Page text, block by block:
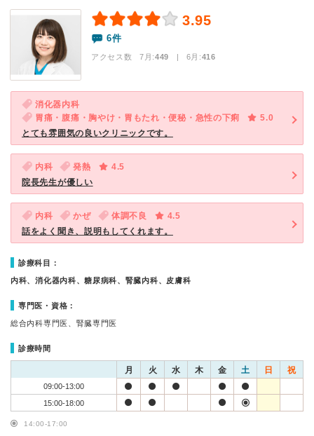
3.95
6件
アクセス数 7月:449 | 6月:416
消化器内科
胃痛・腹痛・胸やけ・胃もたれ・便秘・急性の下痢
5.0
とても雰囲気の良いクリニックです。
内科 発熱
4.5
院長先生が優しい
内科 かぜ 体調不良
4.5
話をよく聞き、説明もしてくれます。
診療科目：
内科、消化器内科、糖尿病科、腎臓内科、皮膚科
専門医・資格：
総合内科専門医、腎臓専門医
診療時間
月 火 水 木 金 土 日 祝
09:00-13:00
15:00-18:00
14:00-17:00